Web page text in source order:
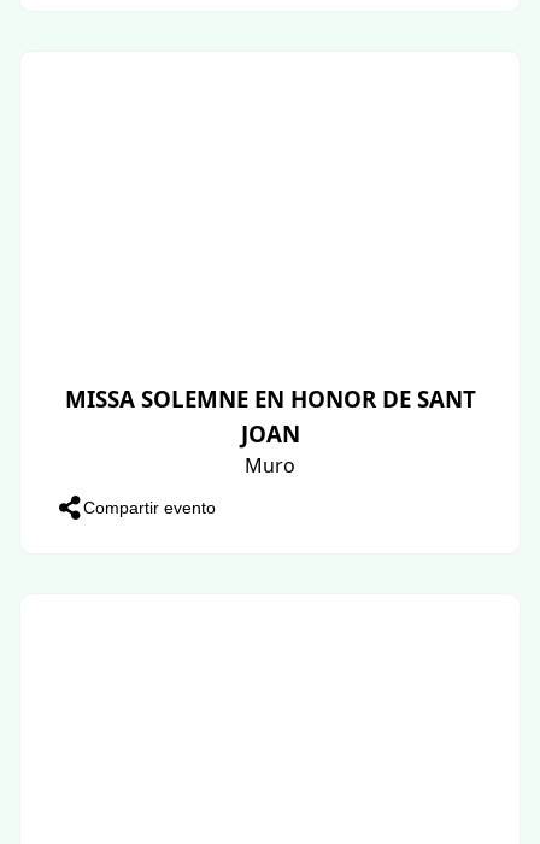
MISSA SOLEMNE EN HONOR DE SANT
JOAN
Muro
Compartir evento